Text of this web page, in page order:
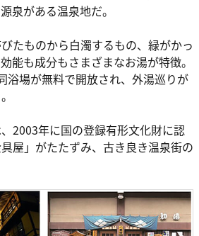
泉がある温泉地だ。
たものから白濁するもの、緑がかっ
能も成分もさまざまなお湯が特徴。
浴場が無料で開放され、外湯巡りが
2003年に国の登録有形文化財に認
屋」がたたずみ、古き良き温泉街の